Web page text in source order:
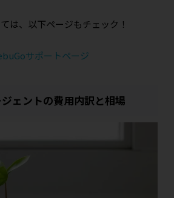
は、以下ページもチェック！
サポートページ
ェントの費用内訳と相場